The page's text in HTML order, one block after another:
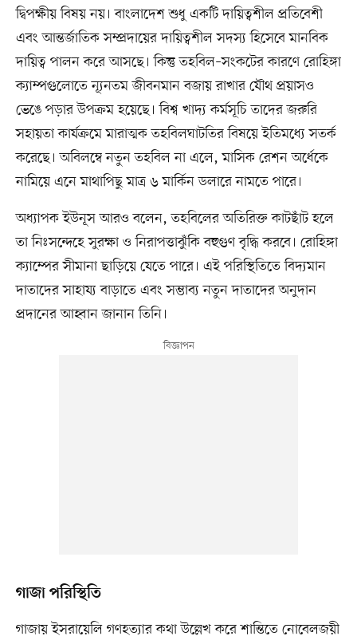
দ্বিপক্ষীয় বিষয় নয়। বাংলাদেশ শুধু একটি দায়িত্বশীল প্রতিবেশী
এবং আন্তর্জাতিক সম্প্রদায়ের দায়িত্বশীল সদস্য হিসেবে মানবিক
দায়িত্ব পালন করে আসছে। কিন্তু তহবিল–সংকটের কারণে রোহিঙ্গা
ক্যাম্পগুলোতে ন্যূনতম জীবনমান বজায় রাখার যৌথ প্রয়াসও
ভেঙে পড়ার উপক্রম হয়েছে। বিশ্ব খাদ্য কর্মসূচি তাদের জরুরি
সহায়তা কার্যক্রমে মারাত্মক তহবিলঘাটতির বিষয়ে ইতিমধ্যে সতর্ক
করেছে। অবিলম্বে নতুন তহবিল না এলে, মাসিক রেশন অর্ধেকে
নামিয়ে এনে মাথাপিছু মাত্র ৬ মার্কিন ডলারে নামতে পারে।
অধ্যাপক ইউনূস আরও বলেন, তহবিলের অতিরিক্ত কাটছাঁট হলে
তা নিঃসন্দেহে সুরক্ষা ও নিরাপত্তাঝুঁকি বহুগুণ বৃদ্ধি করবে। রোহিঙ্গা
ক্যাম্পের সীমানা ছাড়িয়ে যেতে পারে। এই পরিস্থিতিতে বিদ্যমান
দাতাদের সাহায্য বাড়াতে এবং সম্ভাব্য নতুন দাতাদের অনুদান
প্রদানের আহ্বান জানান তিনি।
গাজা পরিস্থিতি
গাজায় ইসরায়েলি গণহত্যার কথা উল্লেখ করে শান্তিতে নোবেলজয়ী